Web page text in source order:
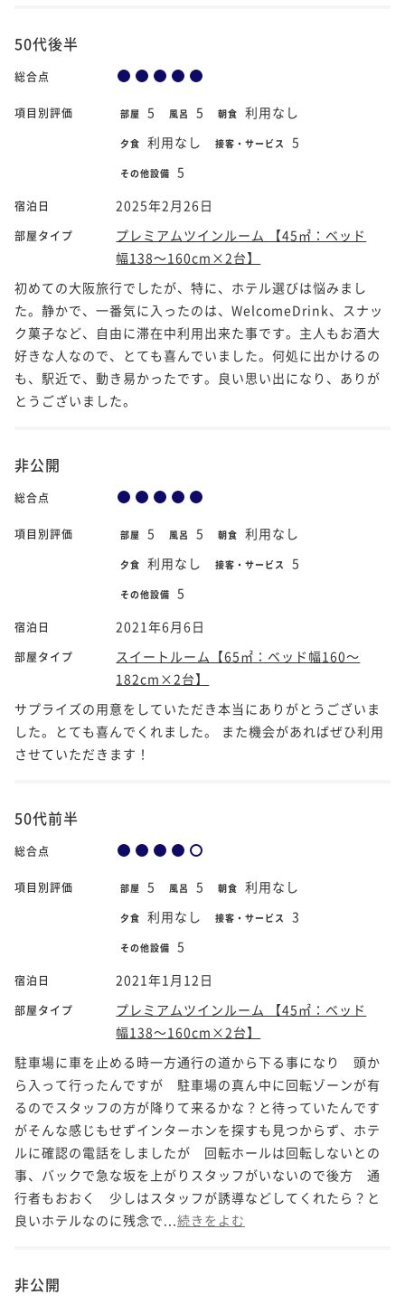
50代後半
総合点
項目別評価 部屋 5 風呂 5 朝食 利用なし
夕食 利用なし 接客・サービス 5
その他設備 5
宿泊日 2025年2月26日
部屋タイプ
プレミアムツインルーム 【45㎡：ベッド
幅138～160cm×2台】
初めての大阪旅行でしたが、特に、ホテル選びは悩みまし
た。静かで、一番気に入ったのは、WelcomeDrink、スナッ
ク菓子など、自由に滞在中利用出来た事です。主人もお酒大
好きな人なので、とても喜んでいました。何処に出かけるの
も、駅近で、動き易かったです。良い思い出になり、ありが
とうございました。
非公開
総合点
項目別評価 部屋 5 風呂 5 朝食 利用なし
夕食 利用なし 接客・サービス 5
その他設備 5
宿泊日 2021年6月6日
部屋タイプ
スイートルーム【65㎡：ベッド幅160～
182cm×2台】
サプライズの用意をしていただき本当にありがとうございま
した。とても喜んでくれました。 また機会があればぜひ利用
させていただきます！
50代前半
総合点
項目別評価 部屋 5 風呂 5 朝食 利用なし
夕食 利用なし 接客・サービス 3
その他設備 5
宿泊日 2021年1月12日
部屋タイプ
プレミアムツインルーム 【45㎡：ベッド
幅138～160cm×2台】
駐車場に車を止める時一方通行の道から下る事になり 頭か
ら入って行ったんですが 駐車場の真ん中に回転ゾーンが有
るのでスタッフの方が降りて来るかな？と待っていたんです
がそんな感じもせずインターホンを探すも見つからず、ホテ
ルに確認の電話をしましたが 回転ホールは回転しないとの
事、バックで急な坂を上がりスタッフがいないので後方 通
行者もおおく 少しはスタッフが誘導などしてくれたら？と
良いホテルなのに残念で... 続きをよむ
非公開